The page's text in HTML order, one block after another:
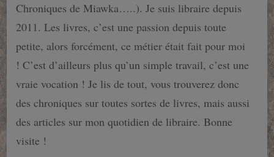
Chroniques de Miawka…..). Je suis libraire depuis
2011. Les livres, c’est une passion depuis toute
petite, alors forcément, ce métier était fait pour moi
! C’est d’ailleurs plus qu’un simple travail, c’est une
vraie vocation ! Je lis de tout, vous trouverez donc
des chroniques sur toutes sortes de livres, mais aussi
des articles sur mon quotidien de libraire. Bonne
visite !